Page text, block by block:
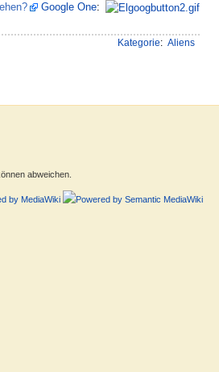
Google One:
Kategorie: Aliens
abweichen.